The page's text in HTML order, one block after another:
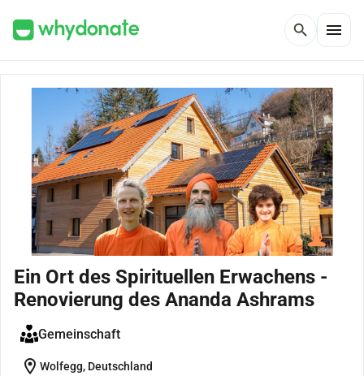
search menu
Ein Ort des Spirituellen Erwachens -
Renovierung des Ananda Ashrams
Gemeinschaft
location_on Wolfegg, Deutschland